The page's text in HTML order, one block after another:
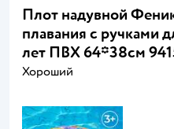
Плот надувной
плавания с ручками
лет ПВХ 64*38см
Хороший